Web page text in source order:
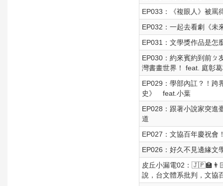
EP033：《複眼人》被罵
EP032：一起去看劇《未
EP031：文學獎作品是
EP030：約來賓約到前
灣書畫世界！ feat. 庭彰
EP029：學部內訌？！跨
史》 feat.小葉
EP028：跟著小說家突進
道
EP027：文協百年慶祝會
EP026：好久不見邊緣文
皮丘小漏電02：
說，台文體系批判，文協